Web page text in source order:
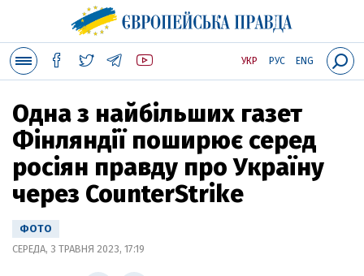
УКР РУС ENG
Одна з найбільших газет
Фінляндії поширює серед
росіян правду про Україну
через CounterStrike
ФОТО
СЕРЕДА, 3 ТРАВНЯ 2023, 17:19